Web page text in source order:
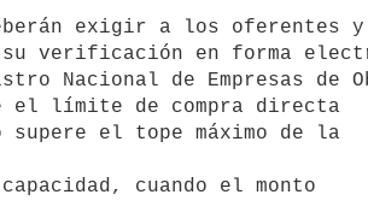
exigir a los oferentes
verificación en forma
Nacional de Empresas de
el límite de compra directa
cuando el monto